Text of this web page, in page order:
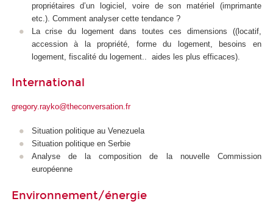
propriétaires d’un logiciel, voire de son matériel (imprimante
etc.). Comment analyser cette tendance ?
La crise du logement dans toutes ces dimensions ((locatif,
accession à la propriété, forme du logement, besoins en
logement, fiscalité du logement.. aides les plus efficaces).
International
gregory.rayko@theconversation.fr
Situation politique au Venezuela
Situation politique en Serbie
Analyse de la composition de la nouvelle Commission
européenne
Environnement/énergie